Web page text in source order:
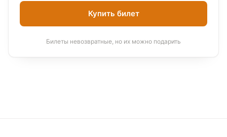
Купить билет
Билеты невозвратные, но их можно подарить